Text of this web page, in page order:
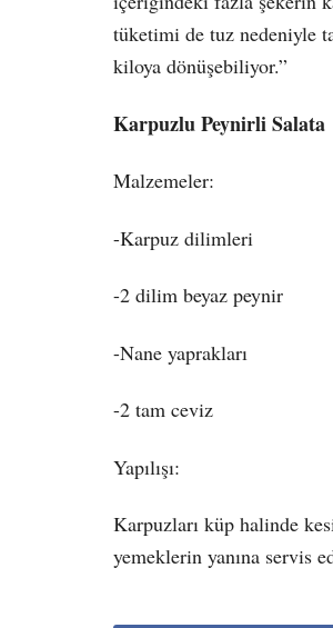
tüketimi de tuz nedeniyle
kiloya dönüşebiliyor.”
Karpuzlu Peynirli Salata
Malzemeler:
-Karpuz dilimleri
-2 dilim beyaz peynir
-Nane yaprakları
-2 tam ceviz
Yapılışı:
Karpuzları küp halinde
yemeklerin yanına servis